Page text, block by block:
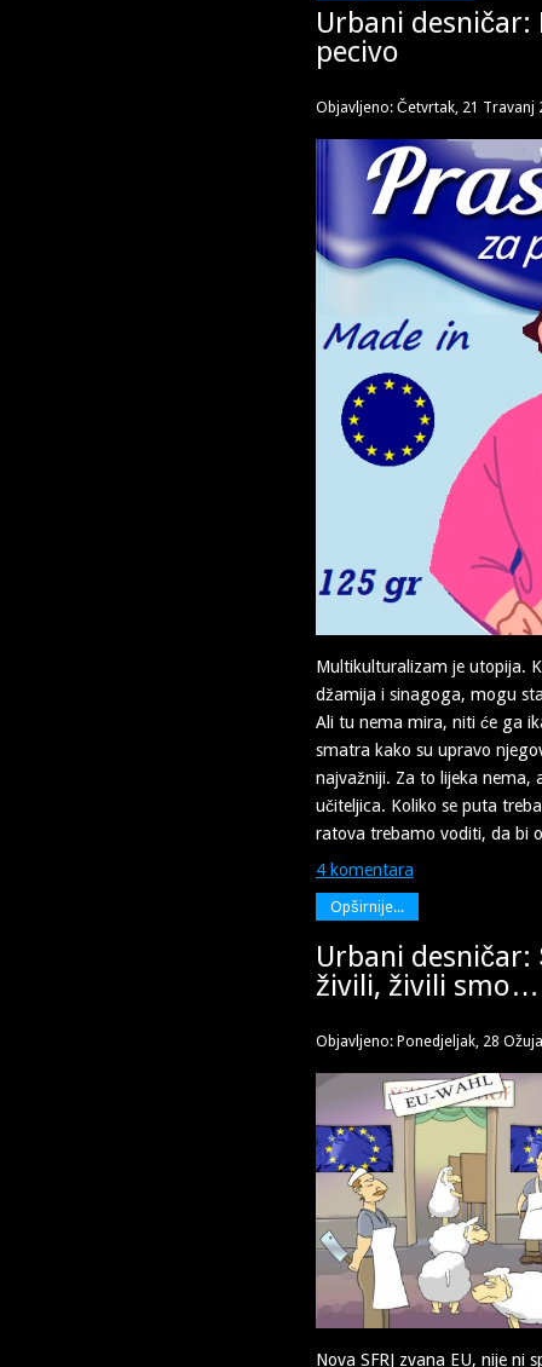
Urbani desničar:
pecivo
Objavljeno: Četvrtak, 21 Travanj
Multikulturalizam je utopija.
džamija i sinagoga, mogu
Ali tu nema mira, niti će ga
smatra kako su upravo
najvažniji. Za to lijeka nema,
učiteljica. Koliko se puta
ratova trebamo voditi, da bi
4 komentara
Opširnije...
Urbani desničar:
živili, živili smo…
Objavljeno: Ponedjeljak, 28
Nova SFRJ zvana EU, nije ni